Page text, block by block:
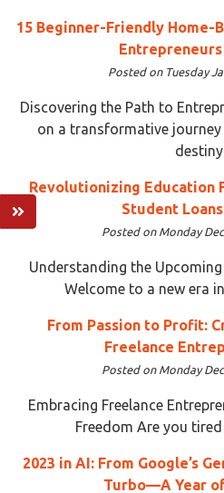
15 Beginner-Friendly Home-
Entrepreneurs
Posted on Tuesday
Discovering the Path to
on a transformative
Revolutionizing Education
Student
Posted on Monday
Understanding the
Welcome to a new era
From Passion to Profit:
Freelance
Posted on Monday
Embracing Freelance
Freedom Are you
2023 in AI: From Google’s
Turbo—A Year